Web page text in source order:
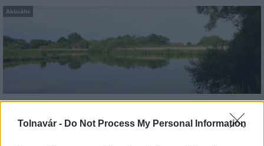
Tolnavár - Do Not Process My Personal Information
Aktuális
Duna vizét némileg felmelegíti